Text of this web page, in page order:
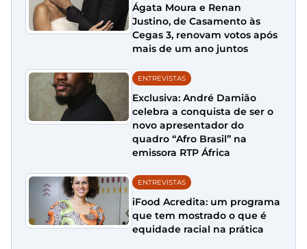
Ágata Moura e Renan
Justino, de Casamento às
Cegas 3, renovam votos após
mais de um ano juntos
ENTREVISTAS
Exclusiva: André Damião
celebra a conquista de ser o
novo apresentador do
quadro “Afro Brasil” na
emissora RTP África
ENTREVISTAS
iFood Acredita: um programa
que tem mostrado o que é
equidade racial na prática